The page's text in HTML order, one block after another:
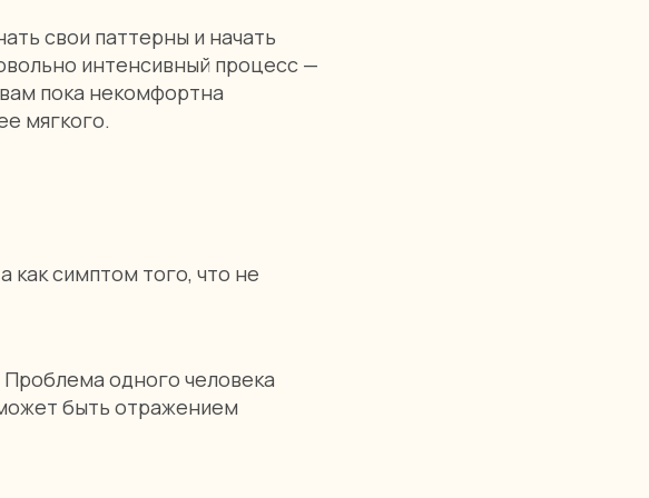
свои паттерны и начать
интенсивный процесс —
пока некомфортна
мягкого.
как симптом того, что не
одного человека
быть отражением